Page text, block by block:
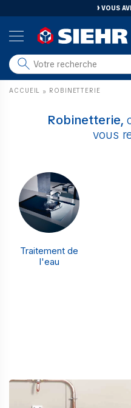
VOUS
salle de bain
carrelage
outillage
aménagement
ACCUEIL » ROBINETTERIE
Robinetterie,
vous
Traitement de
l'eau